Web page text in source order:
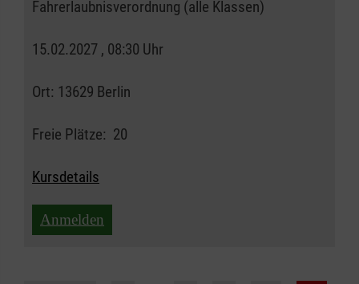
Fahrerlaubnisverordnung (alle Klassen)
15.02.2027 , 08:30 Uhr
Ort: 13629 Berlin
Freie Plätze: 20
Kursdetails
Anmelden